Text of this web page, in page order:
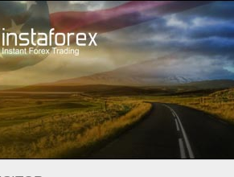
rapide de compte
les traders
Pour les
investisseurs